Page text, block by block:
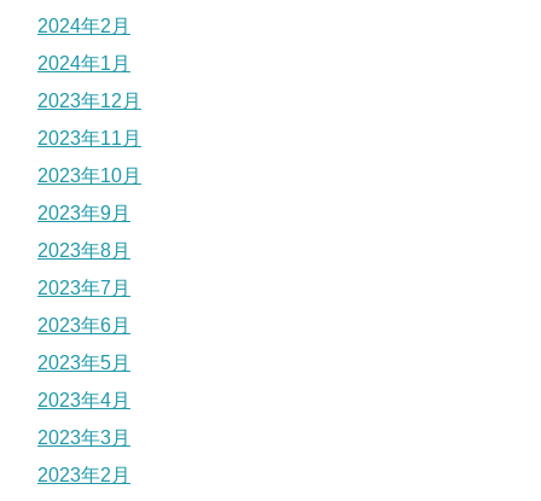
2024年2月
2024年1月
2023年12月
2023年11月
2023年10月
2023年9月
2023年8月
2023年7月
2023年6月
2023年5月
2023年4月
2023年3月
2023年2月